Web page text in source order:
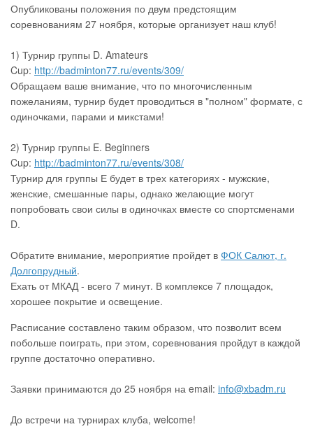
Опубликованы положения по двум предстоящим
соревнованиям 27 ноября, которые организует наш клуб!
1) Турнир группы D. Amateurs
Cup: http://badminton77.ru/events/309/
Обращаем ваше внимание, что по многочисленным
пожеланиям, турнир будет проводиться в "полном" формате, с
одиночками, парами и микстами!
2) Турнир группы E. Beginners
Cup: http://badminton77.ru/events/308/
Турнир для группы Е будет в трех категориях - мужские,
женские, смешанные пары, однако желающие могут
попробовать свои силы в одиночках вместе со спортсменами
D.
Обратите внимание, мероприятие пройдет в ФОК Салют, г.
Долгопрудный.
Ехать от МКАД - всего 7 минут. В комплексе 7 площадок,
хорошее покрытие и освещение.
Расписание составлено таким образом, что позволит всем
побольше поиграть, при этом, соревнования пройдут в каждой
группе достаточно оперативно.
Заявки принимаются до 25 ноября на email: info@xbadm.ru
До встречи на турнирах клуба, welcome!